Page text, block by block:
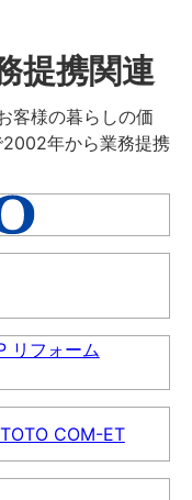
提携関連
客様の暮らしの価
年から業務提携